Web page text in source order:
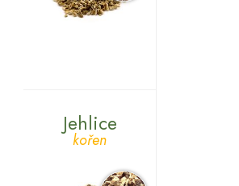
Jehlice
kořen